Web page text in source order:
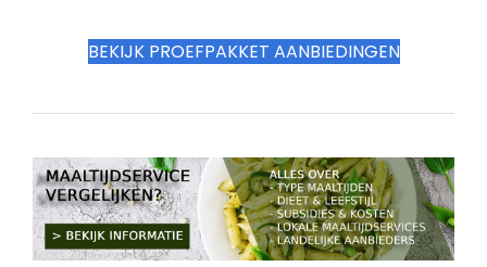
BEKIJK PROEFPAKKET AANBIEDINGEN